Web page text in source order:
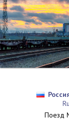
Поезд